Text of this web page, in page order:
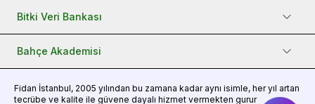
Bitki Veri Bankası
Bahçe Akademisi
Fidan İstanbul, 2005 yılından bu zamana kadar aynı isimle, her yıl artan
tecrübe ve kalite ile güvene dayalı hizmet vermekten gurur